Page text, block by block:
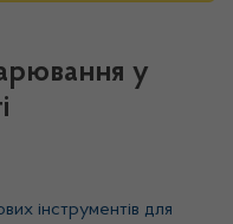
у
інструментів для